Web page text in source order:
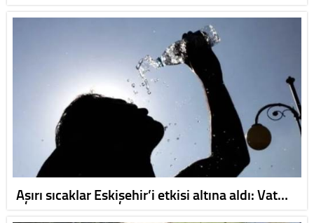
Aşırı sıcaklar Eskişehir’i etkisi altına aldı: Vat…